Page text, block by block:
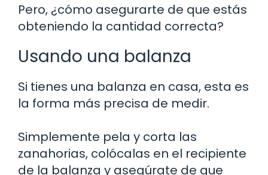
Pero, ¿cómo asegurarte de que estás
obteniendo la cantidad correcta?
Usando una balanza
Si tienes una balanza en casa, esta es
la forma más precisa de medir.
Simplemente pela y corta las
zanahorias, colócalas en el recipiente
de la balanza y asegúrate de que